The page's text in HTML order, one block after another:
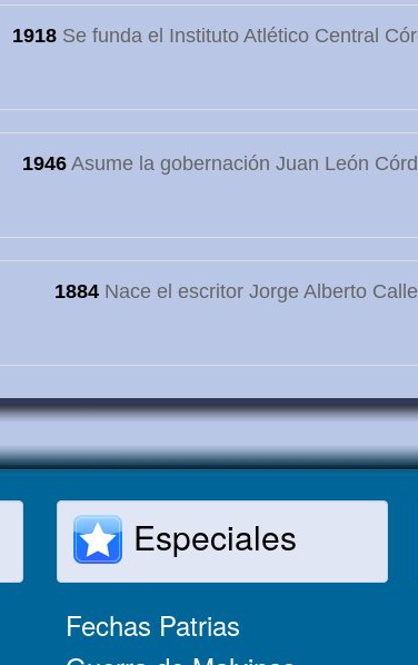
1918Se funda el Instituto Atlético Central
1946Asume la gobernación Juan León
1884 Nace el escritor Jorge Alberto Calle
Especiales
Fechas Patrias